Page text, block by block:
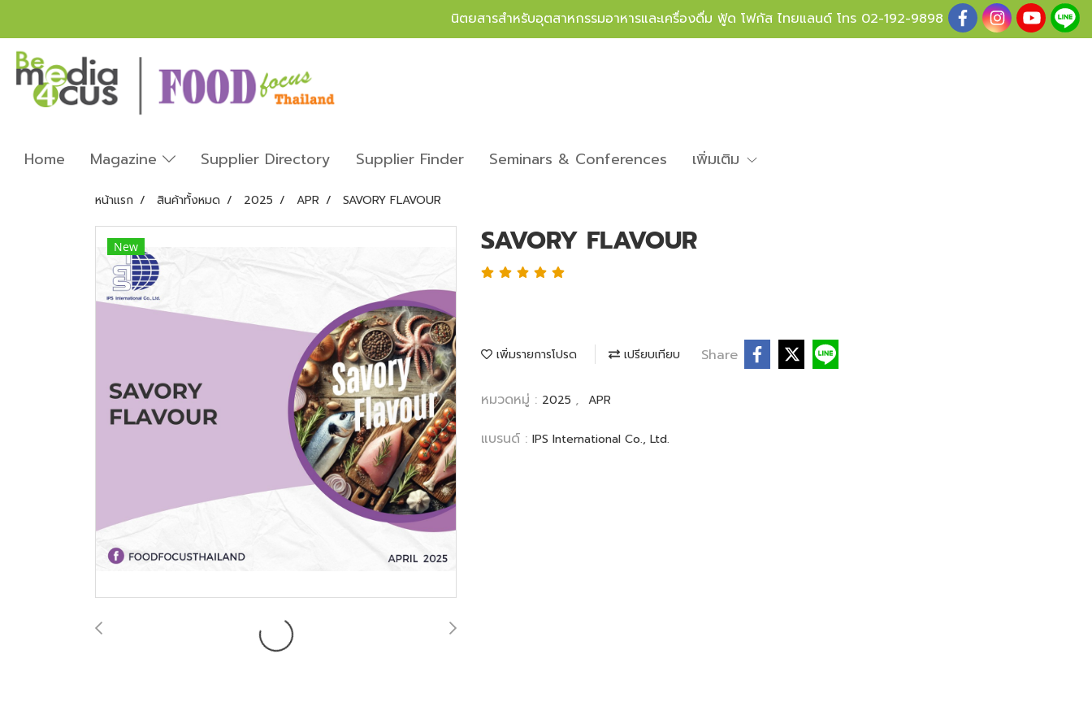
นิตยสารสำหรับอุตสาหกรรมอาหารและเครื่องดื่ม ฟู้ด โฟกัส ไทยแลนด์ โทร 02-192-9898
Home Magazine Supplier Directory Supplier Finder Seminars & Conferences เพิ่มเติม
หน้าแรก สินค้าทั้งหมด 2025 APR SAVORY FLAVOUR
New SAVORY FLAVOUR
เพิ่มรายการโปรด เปรียบเทียบ Share
หมวดหมู่ : 2025 , APR
แบรนด์ : IPS International Co., Ltd.